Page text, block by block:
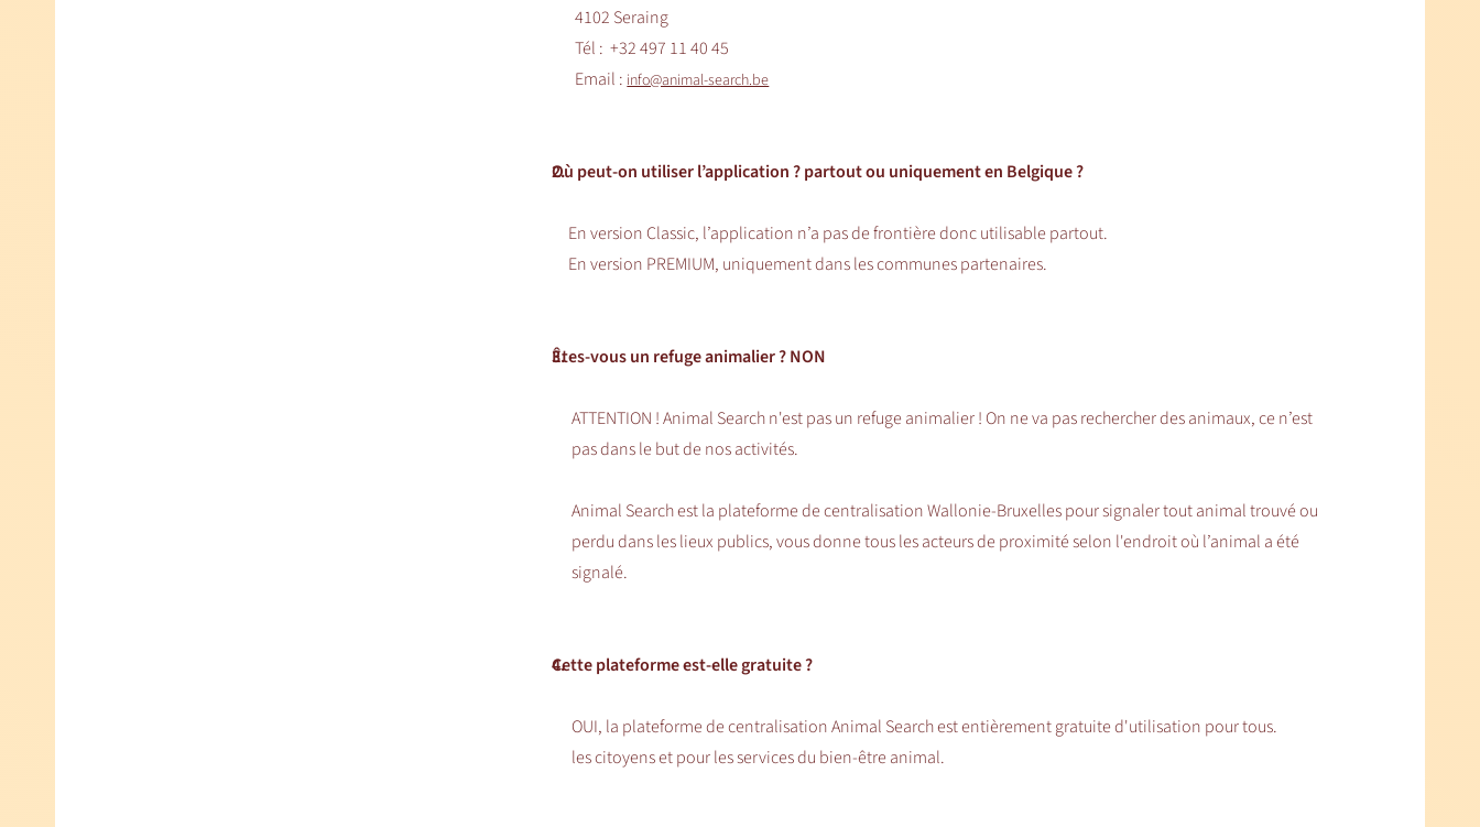
4102 Seraing
Tél : +32 497 11 40 45
Email : info@animal-search.be
2.
Où peut-on utiliser l’application ? partout ou uniquement en Belgique ?
En version Classic, l’application n’a pas de frontière donc utilisable partout.
En version PREMIUM, uniquement dans les communes partenaires.
3.
Êtes-vous un refuge animalier ? NON
ATTENTION ! Animal Search n'est pas un refuge animalier ! On ne va pas rechercher des animaux, ce n’est
pas dans le but de nos activités.
Animal Search est la plateforme de centralisation Wallonie-Bruxelles pour signaler tout animal trouvé ou
perdu dans les lieux publics, vous donne tous les acteurs de proximité selon l'endroit où l’animal a été
signalé.
4.
Cette plateforme est-elle gratuite ?
OUI, la plateforme de centralisation Animal Search est entièrement gratuite d'utilisation pour tous.
les citoyens et pour les services du bien-être animal.